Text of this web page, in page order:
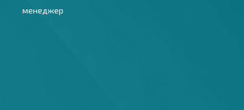
менеджер